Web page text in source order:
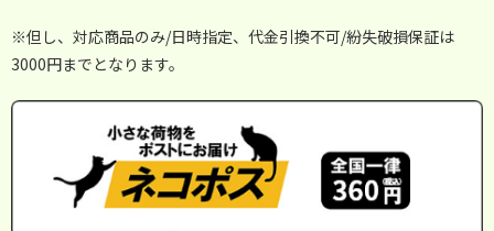
※但し、対応商品のみ/日時指定、代金引換不可/紛失破損保証は
3000円までとなります。